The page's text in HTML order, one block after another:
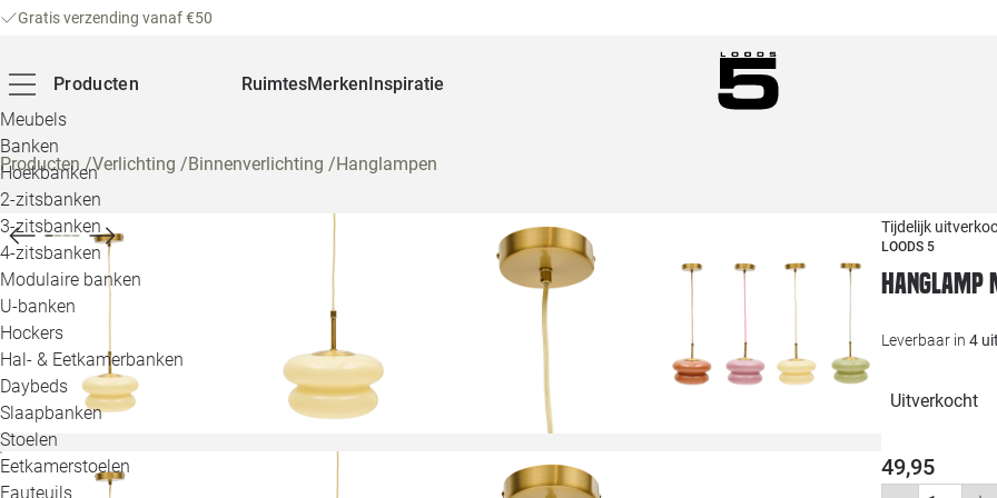
Gratis verzending vanaf €50
Producten
Meubels
Banken
Hoekbanken
2-zitsbanken
3-zitsbanken
4-zitsbanken
Modulaire banken
U-banken
Hockers
Hal- & Eetkamerbanken
Daybeds
Slaapbanken
Stoelen
Eetkamerstoelen
Fauteuils
RuimtesMerkenInspiratie
Producten/Verlichting /Binnenverlichting /Hanglampen
Tijdelijk
LOODS 5
Leverbaar in 4
Uitverkocht
49,95